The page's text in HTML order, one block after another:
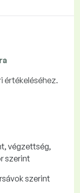
értékeléséhez.
végzettség,
szerint
szerint